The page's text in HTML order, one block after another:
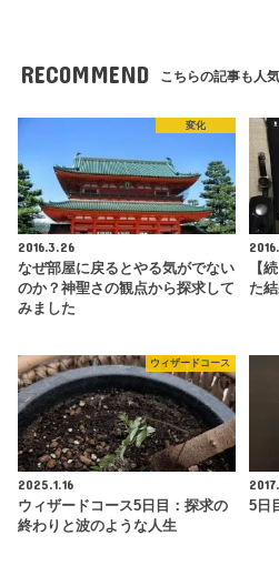
RECOMMEND こちらの記事も人気
変化
2016.3.26
なぜ部屋に戻るとやる気がでない
のか？神聖さの観点から探求して
みました
【
た
ウィザードコース
2025.1.16
ウィザードコース5日目：探求の
終わりと波のような人生
5日